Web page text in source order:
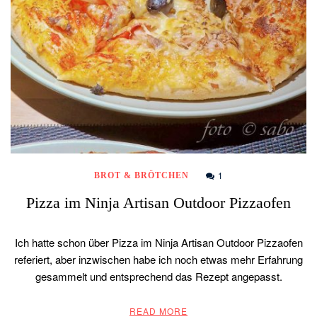
BROT & BRÖTCHEN 1
Pizza im Ninja Artisan Outdoor Pizzaofen
Ich hatte schon über Pizza im Ninja Artisan Outdoor Pizzaofen
referiert, aber inzwischen habe ich noch etwas mehr Erfahrung
gesammelt und entsprechend das Rezept angepasst.
READ MORE